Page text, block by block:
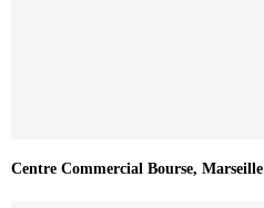
Centre Commercial Bourse, Marseille